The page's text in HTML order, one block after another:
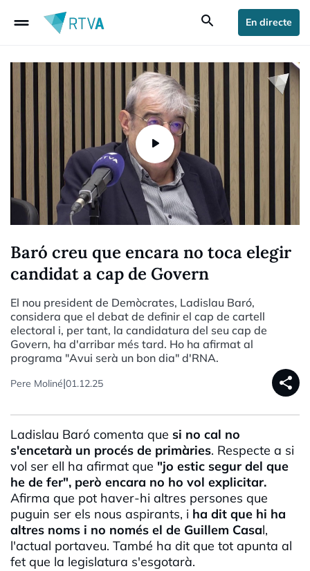
drag_handle search En directe
Baró creu que encara no toca elegir
candidat a cap de Govern
El nou president de Demòcrates, Ladislau Baró,
considera que el debat de definir el cap de cartell
electoral i, per tant, la candidatura del seu cap de
Govern, ha d'arribar més tard. Ho ha afirmat al
programa "Avui serà un bon dia" d'RNA.
Pere Moliné|01.12.25 share
Ladislau Baró comenta que si no cal no
s'encetarà un procés de primàries. Respecte a si
vol ser ell ha afirmat que "jo estic segur del que
he de fer", però encara no ho vol explicitar.
Afirma que pot haver-hi altres persones que
puguin ser els nous aspirants, i ha dit que hi ha
altres noms i no només el de Guillem Casal,
l'actual portaveu. També ha dit que tot apunta al
fet que la legislatura s'esgotarà.